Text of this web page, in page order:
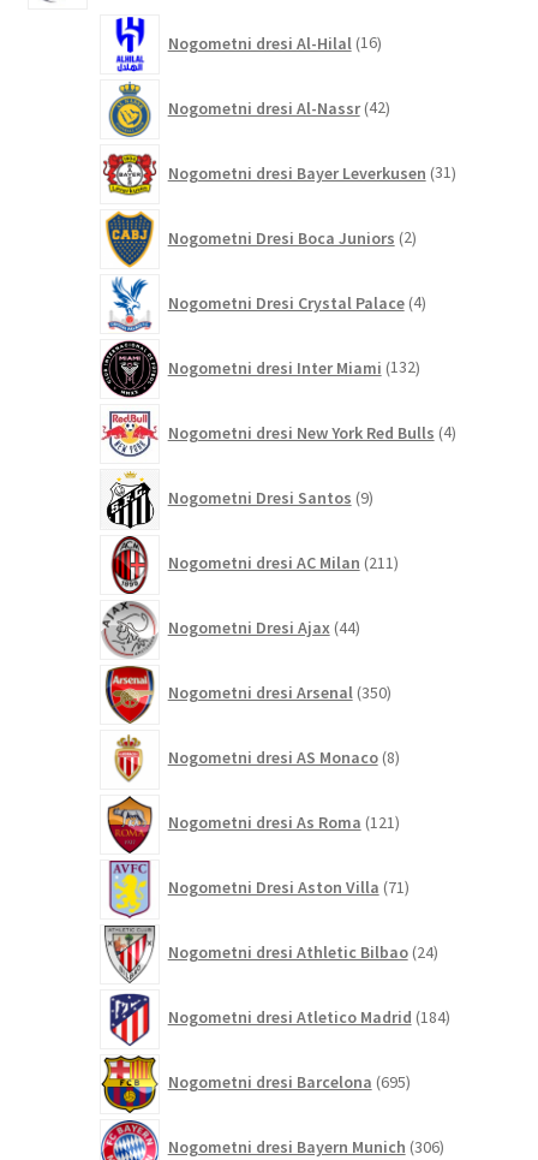
Nogometni dresi Al-Hilal 16izdelkov
Nogometni dresi Al-Nassr 42izdelkov
Nogometni dresi Bayer Leverkusen 31izdelkov
Nogometni Dresi Boca Juniors 2izdelka
Nogometni Dresi Crystal Palace 4izdelki
Nogometni dresi Inter Miami 132izdelkov
Nogometni dresi New York Red Bulls 4izdelki
Nogometni Dresi Santos 9izdelkov
Nogometni dresi AC Milan 211izdelkov
Nogometni Dresi Ajax 44izdelkov
Nogometni dresi Arsenal 350izdelkov
Nogometni dresi AS Monaco 8izdelkov
Nogometni dresi As Roma 121izdelkov
Nogometni Dresi Aston Villa 71izdelkov
Nogometni dresi Athletic Bilbao 24izdelkov
Nogometni dresi Atletico Madrid 184izdelkov
Nogometni dresi Barcelona 695izdelkov
Nogometni dresi Bayern Munich 306